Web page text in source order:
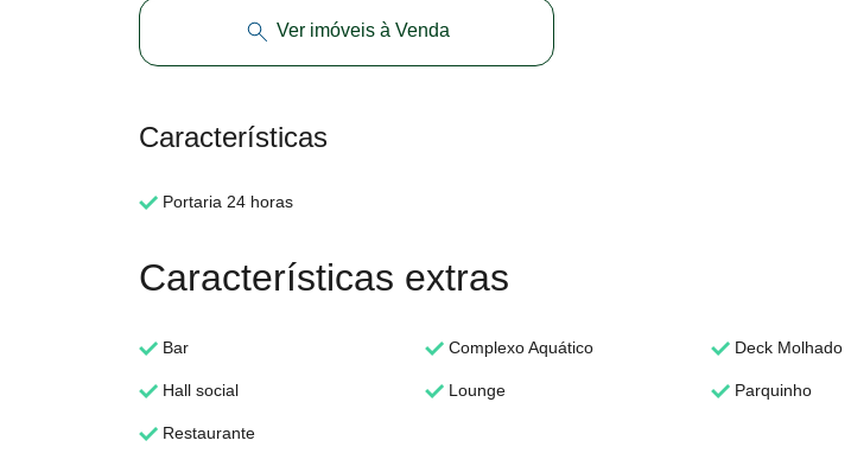
Ver imóveis à Venda
Características
Portaria 24 horas
Características extras
Bar Complexo Aquático Deck Molhado
Hall social Lounge Parquinho
Restaurante